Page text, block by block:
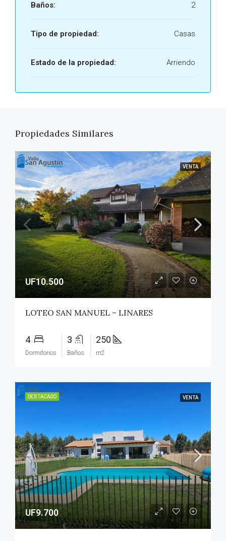
Baños: 2
Tipo de propiedad: Casas
Estado de la propiedad: Arriendo
Propiedades Similares
VENTA
UF10.500
LOTEO SAN MANUEL – LINARES
4
Dormitorios
3
Baños
250
m2
DESTACADO VENTA
UF9.700